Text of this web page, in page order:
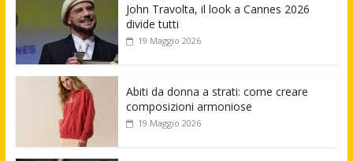
John Travolta, il look a Cannes 2026
divide tutti
19 Maggio 2026
Abiti da donna a strati: come creare
composizioni armoniose
19 Maggio 2026